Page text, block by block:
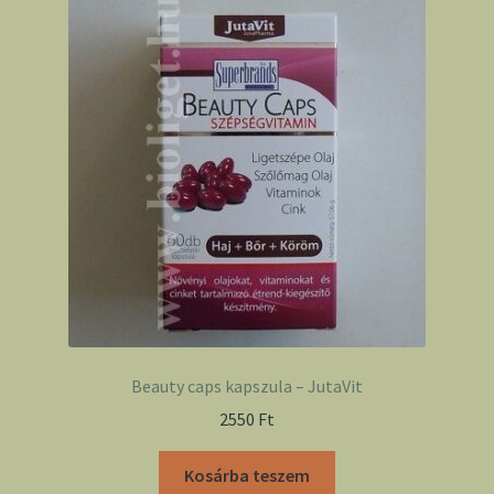
Beauty caps kapszula – JutaVit
2550 Ft
Kosárba teszem